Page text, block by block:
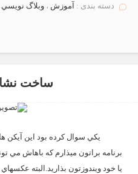
دسته بندی : آموزش ،وبلاگ نويسي
ساخت
يكي سوال كرده بود اين آيكن
برنامه براتون ميذارم كه باهاش مي
يا خود ويندوزتون بذاريد.البته